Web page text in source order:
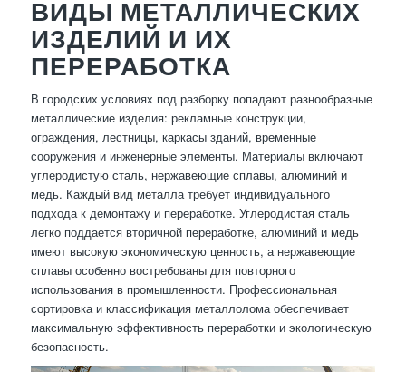
ВИДЫ МЕТАЛЛИЧЕСКИХ
ИЗДЕЛИЙ И ИХ
ПЕРЕРАБОТКА
В городских условиях под разборку попадают разнообразные
металлические изделия: рекламные конструкции,
ограждения, лестницы, каркасы зданий, временные
сооружения и инженерные элементы. Материалы включают
углеродистую сталь, нержавеющие сплавы, алюминий и
медь. Каждый вид металла требует индивидуального
подхода к демонтажу и переработке. Углеродистая сталь
легко поддается вторичной переработке, алюминий и медь
имеют высокую экономическую ценность, а нержавеющие
сплавы особенно востребованы для повторного
использования в промышленности. Профессиональная
сортировка и классификация металлолома обеспечивает
максимальную эффективность переработки и экологическую
безопасность.